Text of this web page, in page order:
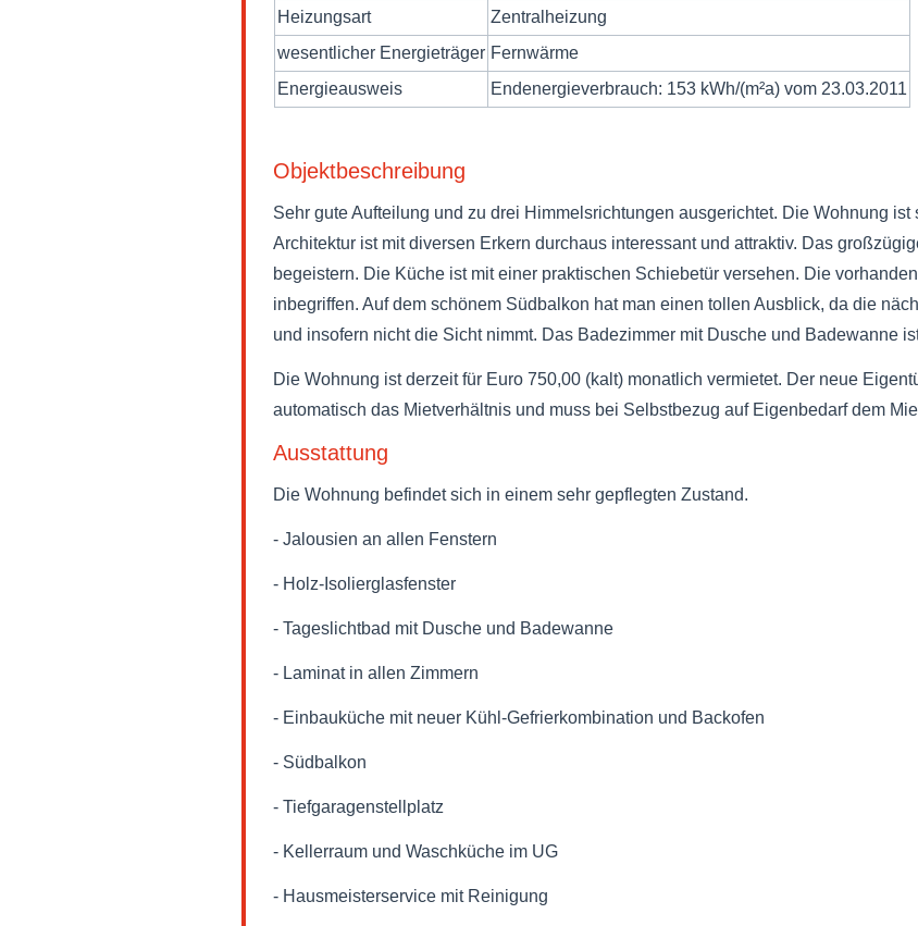
Heizungsart
Zentralheizung
wesentlicher Energieträger Fernwärme
Energieausweis
Endenergieverbrauch: 153 kWh/(m²a) vom 23.03.2011
Objektbeschreibung
Sehr gute Aufteilung und zu drei Himmelsrichtungen ausgerichtet. Die Wohnung
Architektur ist mit diversen Erkern durchaus interessant und attraktiv. Das
begeistern. Die Küche ist mit einer praktischen Schiebetür versehen. Die
inbegriffen. Auf dem schönem Südbalkon hat man einen tollen Ausblick, da die
und insofern nicht die Sicht nimmt. Das Badezimmer mit Dusche und Badewanne
Die Wohnung ist derzeit für Euro 750,00 (kalt) monatlich vermietet. Der neue
automatisch das Mietverhältnis und muss bei Selbstbezug auf Eigenbedarf dem
Ausstattung
Die Wohnung befindet sich in einem sehr gepflegten Zustand.
- Jalousien an allen Fenstern
- Holz-Isolierglasfenster
- Tageslichtbad mit Dusche und Badewanne
- Laminat in allen Zimmern
- Einbauküche mit neuer Kühl-Gefrierkombination und Backofen
- Südbalkon
- Tiefgaragenstellplatz
- Kellerraum und Waschküche im UG
- Hausmeisterservice mit Reinigung